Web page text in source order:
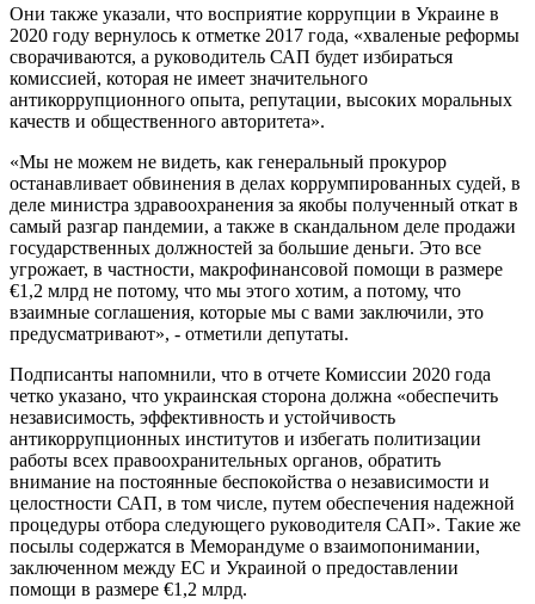
Они также указали, что восприятие коррупции в Украине в
2020 году вернулось к отметке 2017 года, «хваленые реформы
сворачиваются, а руководитель САП будет избираться
комиссией, которая не имеет значительного
антикоррупционного опыта, репутации, высоких моральных
качеств и общественного авторитета».
«Мы не можем не видеть, как генеральный прокурор
останавливает обвинения в делах коррумпированных судей, в
деле министра здравоохранения за якобы полученный откат в
самый разгар пандемии, а также в скандальном деле продажи
государственных должностей за большие деньги. Это все
угрожает, в частности, макрофинансовой помощи в размере
€1,2 млрд не потому, что мы этого хотим, а потому, что
взаимные соглашения, которые мы с вами заключили, это
предусматривают», - отметили депутаты.
Подписанты напомнили, что в отчете Комиссии 2020 года
четко указано, что украинская сторона должна «обеспечить
независимость, эффективность и устойчивость
антикоррупционных институтов и избегать политизации
работы всех правоохранительных органов, обратить
внимание на постоянные беспокойства о независимости и
целостности САП, в том числе, путем обеспечения надежной
процедуры отбора следующего руководителя САП». Такие же
посылы содержатся в Меморандуме о взаимопонимании,
заключенном между ЕС и Украиной о предоставлении
помощи в размере €1,2 млрд.